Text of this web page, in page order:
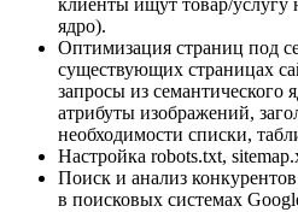
клиенты ищут товар/услугу
ядро).
Оптимизация страниц под
существующих страницах
запросы из семантического
атрибуты изображений,
необходимости списки,
Настройка robots.txt,
Поиск и анализ
в поисковых системах